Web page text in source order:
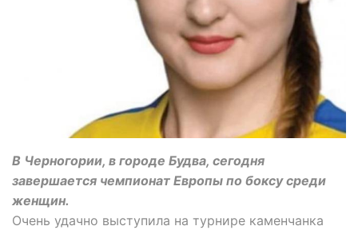
В Черногории, в городе Будва, сегодня
завершается чемпионат Европы по боксу среди
женщин.
Очень удачно выступила на турнире каменчанка